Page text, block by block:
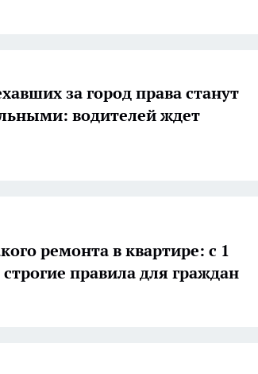
за город права станут
водителей ждет
ремонта в квартире: с 1
правила для граждан